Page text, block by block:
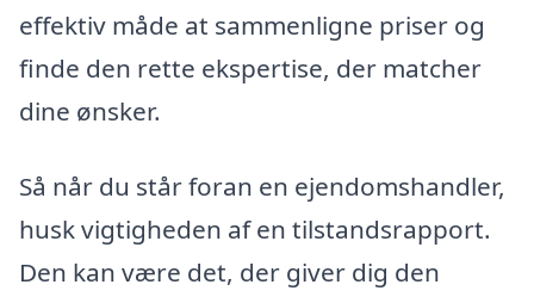
effektiv måde at sammenligne priser og
finde den rette ekspertise, der matcher
dine ønsker.
Så når du står foran en ejendomshandler,
husk vigtigheden af en tilstandsrapport.
Den kan være det, der giver dig den